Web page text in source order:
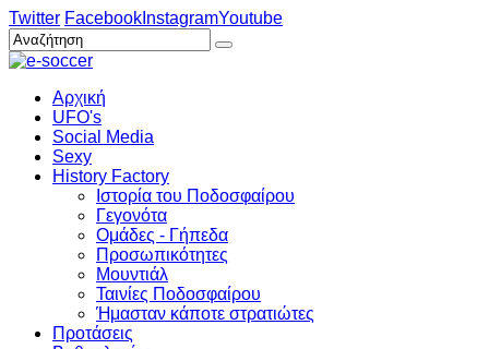
Twitter Facebook InstagramYoutube
Αρχική
UFO's
Social Media
Sexy
History Factory
Ιστορία του Ποδοσφαίρου
Γεγονότα
Ομάδες - Γήπεδα
Προσωπικότητες
Μουντιάλ
Ταινίες Ποδοσφαίρου
Ήμασταν κάποτε στρατιώτες
Προτάσεις